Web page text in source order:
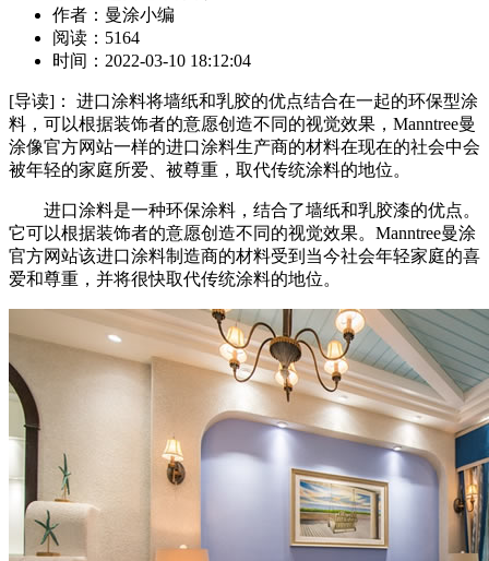
作者：曼涂小编
阅读：5164
时间：2022-03-10 18:12:04
[导读]：
进口涂料将墙纸和乳胶的优点结合在一起的环保型涂
料，可以根据装饰者的意愿创造不同的视觉效果，Manntree曼
涂像官方网站一样的进口涂料生产商的材料在现在的社会中会
被年轻的家庭所爱、被尊重，取代传统涂料的地位。
进口涂料是一种环保涂料，结合了墙纸和乳胶漆的优点。
它可以根据装饰者的意愿创造不同的视觉效果。Manntree曼涂
官方网站该进口涂料制造商的材料受到当今社会年轻家庭的喜
爱和尊重，并将很快取代传统涂料的地位。